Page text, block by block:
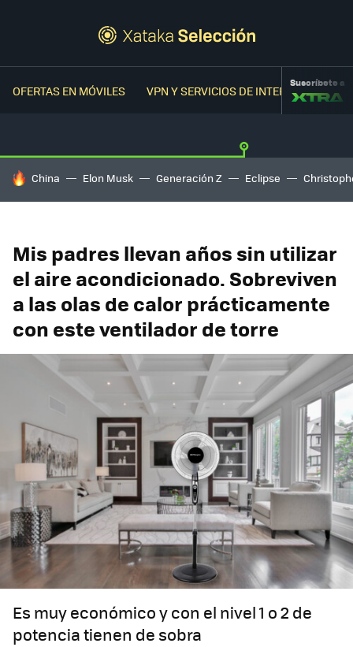
OFERTAS EN MÓVILES VPN Y SERVICIOS DE INTERNETSuscríbete a
HOY SE HABLA DE
China Elon Musk Generación Z Eclipse
Mis padres llevan años sin utilizar
el aire acondicionado. Sobreviven
a las olas de calor prácticamente
con este ventilador de torre
Es muy económico y con el nivel 1 o 2 de
potencia tienen de sobra